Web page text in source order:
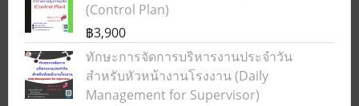
(Control Plan)
฿3,900
ทักษะการจัดการบริหารงานประจำวัน
สำหรับหัวหน้างานโรงงาน (Daily
Management for Supervisor)